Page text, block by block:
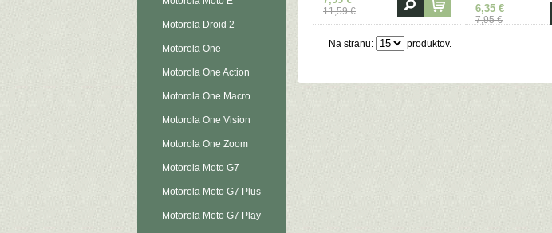
Motorola Droid 2
Motorola One
Motorola One Action
Motorola One Macro
Motorola One Vision
Motorola One Zoom
Motorola Moto G7
Motorola Moto G7 Plus
Motorola Moto G7 Play
11,59 € 6,35 €
7,95 €
Na stranu: produktov.